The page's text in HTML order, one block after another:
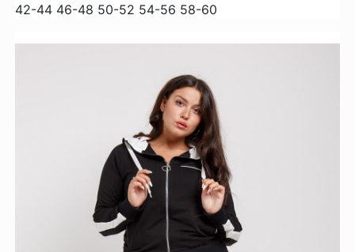
42-44 46-48 50-52 54-56 58-60